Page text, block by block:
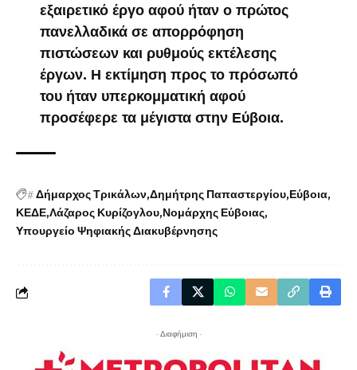
εξαιρετικό έργο αφού ήταν ο πρώτος
πανελλαδικά σε απορρόφηση
πιστώσεων και ρυθμούς εκτέλεσης
έργων. Η εκτίμηση προς το πρόσωπό
του ήταν υπερκομματική αφού
προσέφερε τα μέγιστα στην Εύβοια.
#Δήμαρχος Τρικάλων Δημήτρης Παπαστεργίου Εύβοια
ΚΕΔΕ Λάζαρος Κυρίζογλου Νομάρχης Εύβοιας
Υπουργείο Ψηφιακής Διακυβέρνησης
- Διαφήμιση -